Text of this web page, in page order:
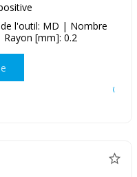
l'outil: MD | Nombre
[mm]: 0.2